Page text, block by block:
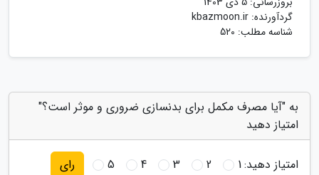
گردآورنده: kbazmoon.ir
شناسه مطلب: 520
به "آیا مصرف مکمل برای بدنسازی ضروری و موثر است؟"
امتیاز دهید
امتیاز دهید:1
2
3
4
5 رای